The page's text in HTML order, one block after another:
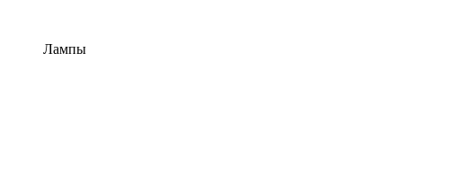
Лампы